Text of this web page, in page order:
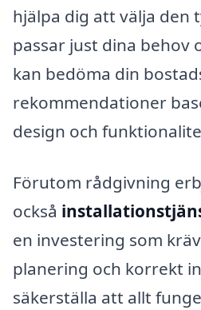
hjälpa dig att välja den
passar just dina behov
kan bedöma din
rekommendationer
design och
Förutom rådgivning
också
en investering som
planering och korrekt
säkerställa att allt